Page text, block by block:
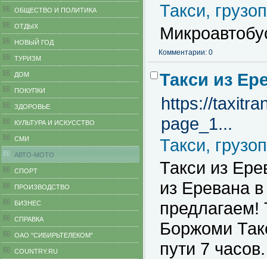
ОБЩЕСТВО И ПОЛИТИКА
ОТДЫХ
НОВЫЙ ГОД
ТУРИЗМ
ДОМ
ПОКУПКИ
ЗДОРОВЬЕ
КУЛЬТУРА И ИСКУССТВО
СМИ
АВТО-МОТО
СПОРТ
ПРОИЗВОДСТВО
БИЗНЕС
CПРАВКА
ОАО "СИБИРЬТЕЛЕКОМ"
COUNTRY.RU
Такси,
Комментарии: 0
Такси из
https://
page_1...
Такси,
Такси из
из Еревана
предлагаем!
Боржоми
пути 7